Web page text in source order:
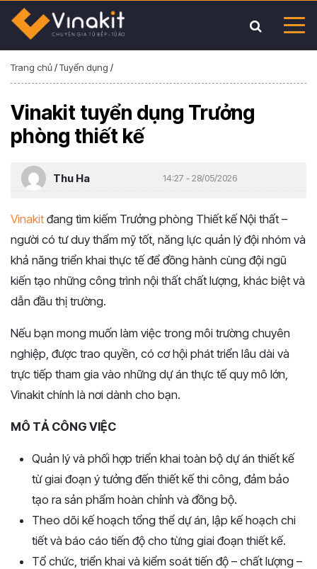
Trang chủ/Tuyển dụng /
Vinakit tuyển dụng Trưởng
phòng thiết kế
Thu Ha 14:27 - 28/05/2026
Vinakit đang tìm kiếm Trưởng phòng Thiết kế Nội thất –
người có tư duy thẩm mỹ tốt, năng lực quản lý đội nhóm và
khả năng triển khai thực tế để đồng hành cùng đội ngũ
kiến tạo những công trình nội thất chất lượng, khác biệt và
dẫn đầu thị trường.
Nếu bạn mong muốn làm việc trong môi trường chuyên
nghiệp, được trao quyền, có cơ hội phát triển lâu dài và
trực tiếp tham gia vào những dự án thực tế quy mô lớn,
Vinakit chính là nơi dành cho bạn.
MÔ TẢ CÔNG VIỆC
Quản lý và phối hợp triển khai toàn bộ dự án thiết kế
từ giai đoạn ý tưởng đến thiết kế thi công, đảm bảo
tạo ra sản phẩm hoàn chỉnh và đồng bộ.
Theo dõi kế hoạch tổng thể dự án, lập kế hoạch chi
tiết và báo cáo tiến độ cho từng giai đoạn thiết kế.
Tổ chức, triển khai và kiểm soát tiến độ – chất lượng –